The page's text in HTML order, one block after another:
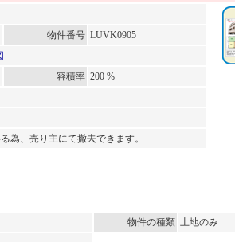
物件番号 LUVK0905
容積率 200 %
為、売り主にて撤去できます。
物件の種類 土地のみ